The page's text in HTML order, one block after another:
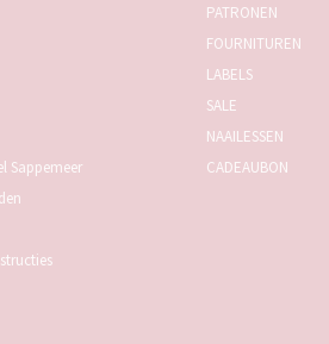
Sappemeer
PATRONEN
FOURNITUREN
LABELS
SALE
NAAILESSEN
CADEAUBON